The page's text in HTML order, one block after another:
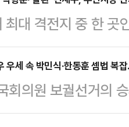
종전 합의가 이뤄질
지역 국가 모두가
밈…
자는 소득 하위 70%
해졌다.외벌이 가
만 원 ▲3인 가구 26
.지역가입자는 ▲1
대 격전지 중 한 곳
국민의힘 후보의 맞
두 후보가 정면으로
어서다.정치권에선 '
산 민심에 얼마나 효
우세 속 박민식·한동훈 셈법 복
회의원 보궐선거의
만 정치권에서는 가